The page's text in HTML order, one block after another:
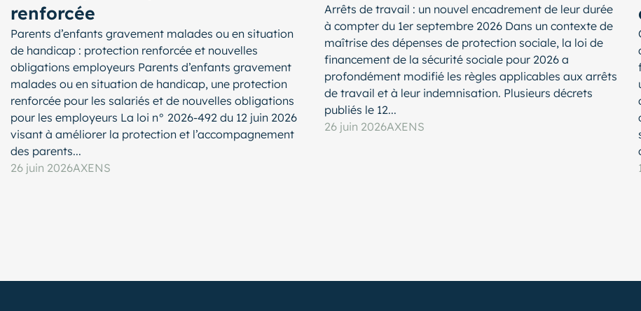
renforcée
Parents d’enfants gravement malades ou en situation
de handicap : protection renforcée et nouvelles
obligations employeurs Parents d’enfants gravement
malades ou en situation de handicap, une protection
renforcée pour les salariés et de nouvelles obligations
pour les employeurs La loi n° 2026-492 du 12 juin 2026
visant à améliorer la protection et l’accompagnement
des parents...
26 juin 2026AXENS
Arrêts de travail : un nouvel encadrement de leur durée
à compter du 1er septembre 2026 Dans un contexte de
maîtrise des dépenses de protection sociale, la loi de
financement de la sécurité sociale pour 2026 a
profondément modifié les règles applicables aux arrêts
de travail et à leur indemnisation. Plusieurs décrets
publiés le 12...
26 juin 2026AXENS